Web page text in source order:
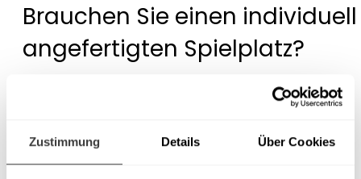
Zustimmung Details Über Cookies
Brauchen Sie einen individuell
angefertigten Spielplatz?
Kontaktieren Sie uns!